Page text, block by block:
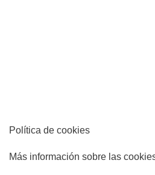
Política de cookies
Más información sobre las